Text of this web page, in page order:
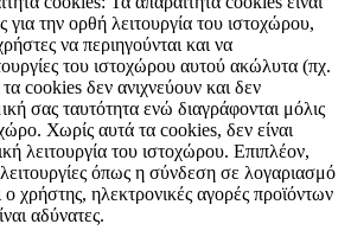
για την ορθή λειτουργία του ιστοχώρου,
να περιηγούνται και να
του ιστοχώρου αυτού ακώλυτα (πχ.
cookies δεν ανιχνεύουν και δεν
σας ταυτότητα ενώ διαγράφονται μόλις
Χωρίς αυτά τα cookies, δεν είναι
λειτουργία του ιστοχώρου. Επιπλέον,
όπως η σύνδεση σε λογαριασμό
ο χρήστης, ηλεκτρονικές αγορές προϊόντων
αδύνατες.